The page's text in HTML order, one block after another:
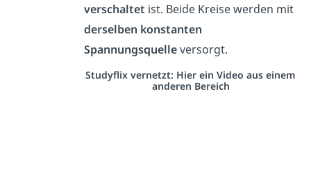
verschaltet ist. Beide Kreise werden mit
derselben konstanten
Spannungsquelleversorgt.
Studyflix vernetzt: Hier ein Video aus einem
anderen Bereich